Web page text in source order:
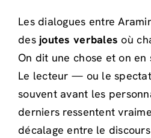
Les dialogues entre
des joutes verbales où
On dit une chose et on en
Le lecteur — ou le
souvent avant les
derniers ressentent
décalage entre le